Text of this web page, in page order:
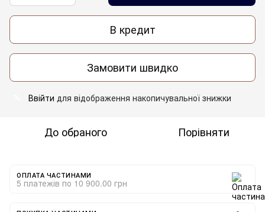
В кредит
Замовити швидко
Ввійти для відображення накопичувальної знижки
До обраного Порівняти
ОПЛАТА ЧАСТИНАМИ
5 платежів по 10 900.00 грн